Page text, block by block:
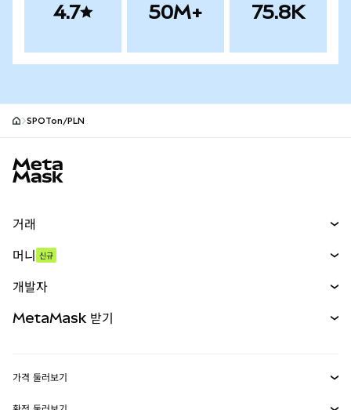
4.7 50M+ 75.8K
SPOTon/PLN
거래
무기한 선물
실물자산
머니 신규
개발자
MetaMask 받기
가격 둘러보기